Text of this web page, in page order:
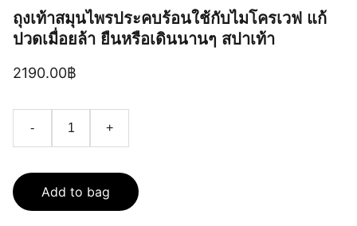
ถุงเท้าสมุนไพรประคบร้อนใช้กับไมโครเวฟ แก้
ปวดเมื่อยล้า ยืนหรือเดินนานๆ สปาเท้า
2190.00฿
- +
Add to bag